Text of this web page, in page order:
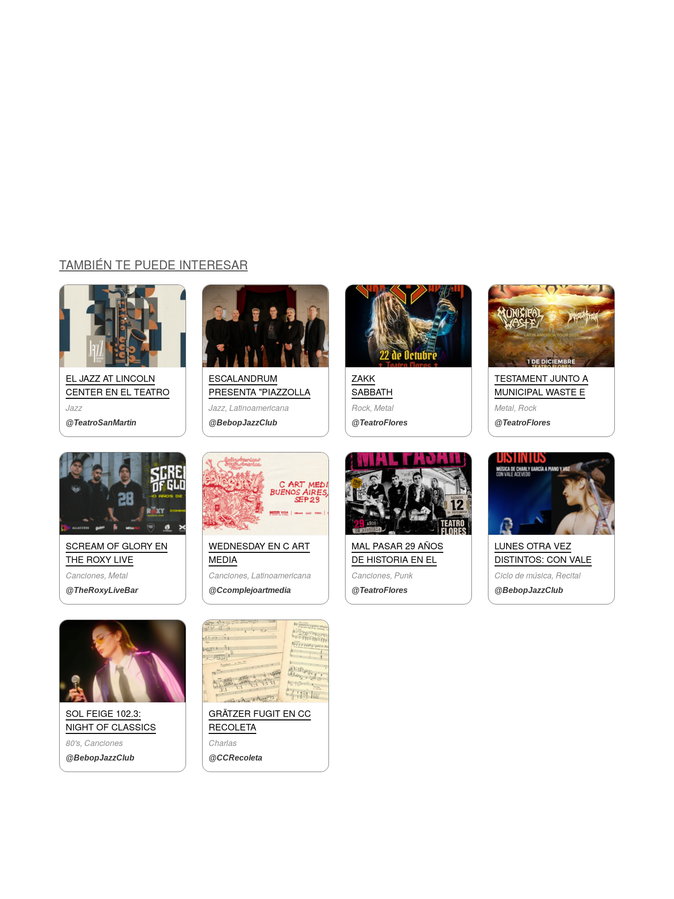
TAMBIÉN TE PUEDE INTERESAR
EL JAZZ AT LINCOLN
CENTER EN EL TEATRO
Jazz
@TeatroSanMartin
ESCALANDRUM
PRESENTA "PIAZZOLLA
Jazz, Latinoamericana
@BebopJazzClub
ZAKK
SABBATH
Rock, Metal
@TeatroFlores
TESTAMENT JUNTO A
MUNICIPAL WASTE E
Metal, Rock
@TeatroFlores
SCREAM OF GLORY EN
THE ROXY LIVE
Canciones, Metal
@TheRoxyLiveBar
WEDNESDAY EN C ART
MEDIA
Canciones, Latinoamericana
@Ccomplejoartmedia
MAL PASAR 29 AÑOS
DE HISTORIA EN EL
Canciones, Punk
@TeatroFlores
LUNES OTRA VEZ
DISTINTOS: CON VALE
Ciclo de música, Recital
@BebopJazzClub
SOL FEIGE 102.3:
NIGHT OF CLASSICS
80's, Canciones
@BebopJazzClub
GRÄTZER FUGIT EN CC
RECOLETA
Charlas
@CCRecoleta